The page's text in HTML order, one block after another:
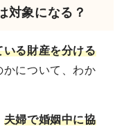
対象になる？
る財産を分ける
について、わか
夫婦で婚姻中に協